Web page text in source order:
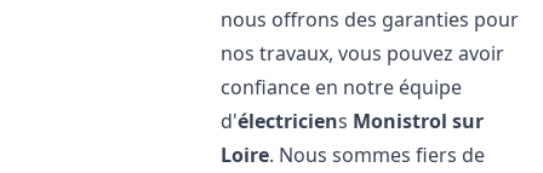
nous offrons des garanties pour
nos travaux, vous pouvez avoir
confiance en notre équipe
d'électriciens Monistrol sur
Loire. Nous sommes fiers de